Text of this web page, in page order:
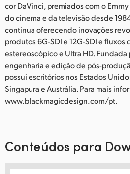
cor DaVinci, premiados com o
do cinema e da televisão desde
continua oferecendo inovações
produtos 6G-SDI e 12G-SDI e fluxos
estereoscópico e Ultra HD.
engenharia e edição de pós-
possui escritórios nos Estados
Singapura e Austrália. Para mais
www.blackmagicdesign.com/pt.
Conteúdos para